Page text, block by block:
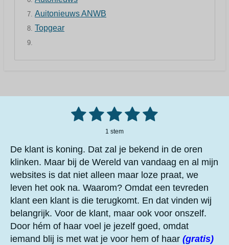
Auitonieuws ANWB
Topgear
n
g
:
5
s
e
r
1
t
e
r
2
t
e
r
r
e
n
3
s
t
e
r
r
e
n
4
t
e
r
r
e
n
5
t
e
r
r
e
n
e
n
1 stem
De klant is koning. Dat zal je bekend in de oren
klinken. Maar bij de Wereld van vandaag en al mijn
websites is dat niet alleen maar loze praat, we
leven het ook na. Waarom? Omdat een tevreden
klant een klant is die terugkomt. En dat vinden wij
belangrijk. Voor de klant, maar ook voor onszelf.
Door hém of haar voel je jezelf goed, omdat
iemand blij is met wat je voor hem of haar (gratis)